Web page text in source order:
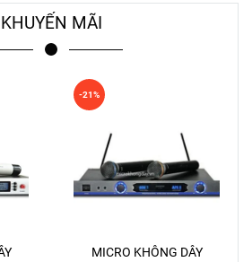
KHUYẾN MÃI
MICRO KHÔNG DÂY
-21%